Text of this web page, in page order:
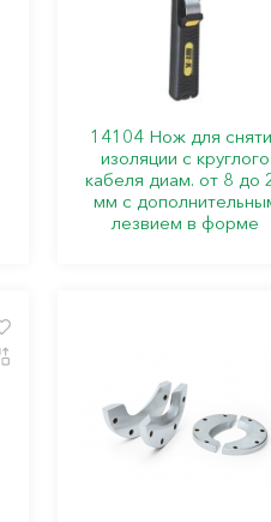
14104 Нож для
изоляции с круглого
кабеля диам. от 8 до
мм с
лезвием в форме